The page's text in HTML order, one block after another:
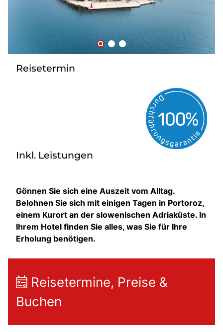
Reisetermin
Inkl. Leistungen
Gönnen Sie sich eine Auszeit vom Alltag.
Belohnen Sie sich mit einigen Tagen in Portoroz,
einem Kurort an der slowenischen Adriaküste. In
Ihrem Hotel finden Sie alles, was Sie für Ihre
Erholung benötigen.
Reisetermine, Preise &
Buchen